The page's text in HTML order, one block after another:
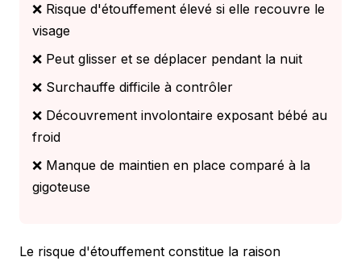
❌ Risque d'étouffement élevé si elle recouvre le
visage
❌ Peut glisser et se déplacer pendant la nuit
❌ Surchauffe difficile à contrôler
❌ Découvrement involontaire exposant bébé au
froid
❌ Manque de maintien en place comparé à la
gigoteuse
Le risque d'étouffement constitue la raison